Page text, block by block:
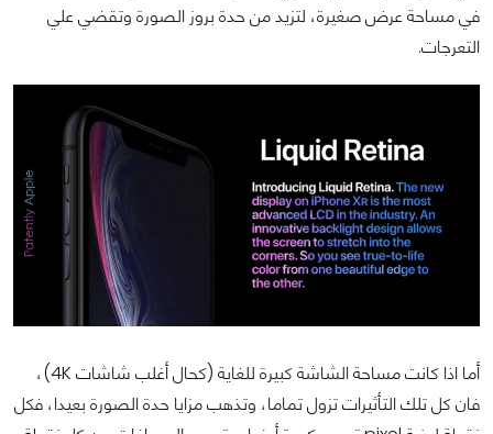
في مساحة عرض صغيرة، لتزيد من حدة بروز الصورة وتقضي علي
التعرجات.
أما اذا كانت مساحة الشاشة كبيرة للغاية (كحال أغلب شاشات 4K)،
فان كل تلك التأثيرات تزول تماما، وتذهب مزايا حدة الصورة بعيدا، فكل